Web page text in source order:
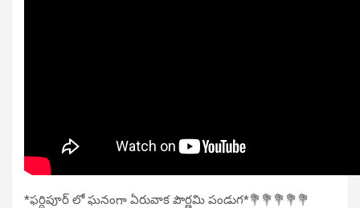
*ఫర్దిపూర్ లో ఘనంగా ఏరువాక పౌర్ణమి పండుగ*💐💐💐💐💐